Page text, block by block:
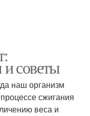
советы
наш организм
сжигания
веса и